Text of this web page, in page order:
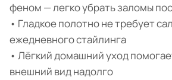
феном — легко убрать заломы
• Гладкое полотно не требует
ежедневного стайлинга
• Лёгкий домашний уход
внешний вид надолго